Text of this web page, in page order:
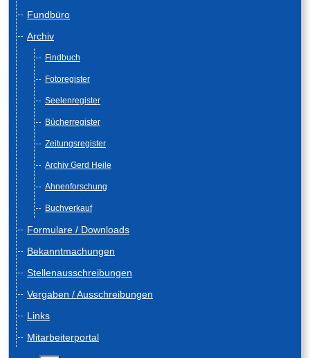
Fundbüro
Archiv
Findbuch
Fotoregister
Seelenregister
Bücherregister
Zeitungsregister
Archiv Gerd Heile
Ahnenforschung
Buchverkauf
Formulare / Downloads
Bekanntmachungen
Stellenausschreibungen
Vergaben / Ausschreibungen
Links
Mitarbeiterportal